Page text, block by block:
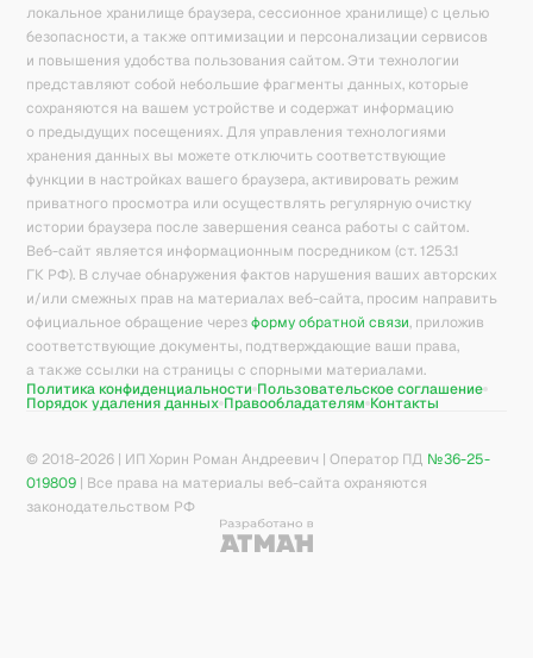
локальное хранилище браузера, сессионное хранилище) с целью
безопасности, а также оптимизации и персонализации сервисов
и повышения удобства пользования сайтом. Эти технологии
представляют собой небольшие фрагменты данных, которые
сохраняются на вашем устройстве и содержат информацию
о предыдущих посещениях. Для управления технологиями
хранения данных вы можете отключить соответствующие
функции в настройках вашего браузера, активировать режим
приватного просмотра или осуществлять регулярную очистку
истории браузера после завершения сеанса работы с сайтом.
Веб-сайт является информационным посредником (ст. 1253.1
ГК РФ). В случае обнаружения фактов нарушения ваших авторских
и/или смежных прав на материалах веб-сайта, просим направить
официальное обращение через форму обратной связи, приложив
соответствующие документы, подтверждающие ваши права,
а также ссылки на страницы с спорными материалами.
Политика конфиденциальности Пользовательское соглашение
Порядок удаления данных Правообладателям Контакты
© 2018-2026 | ИП Хорин Роман Андреевич | Оператор ПД №36-25-
019809 | Все права на материалы веб-сайта охраняются
законодательством РФ